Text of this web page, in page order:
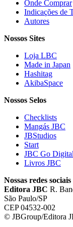
Onde Comprar
Indicações de
Autores
Nossos Sites
Loja LBC
Made in Japan
Hashitag
AkibaSpace
Nossos Selos
Checklists
Mangás JBC
JBStudios
Start
JBC Go
Livros JBC
Nossas redes sociais
Editora JBC R.
São Paulo/SP
CEP 04532-002
© JBGroup/Editora